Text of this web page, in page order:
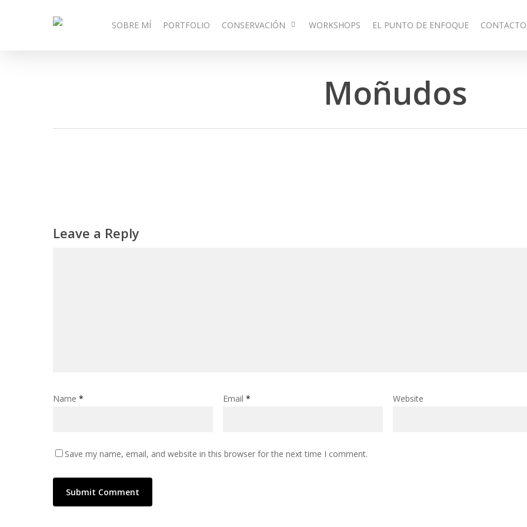
SOBRE MÍ PORTFOLIO CONSERVACIÓN WORKSHOPS EL PUNTO DE ENFOQUE CONTACTO
Moñudos
Leave a Reply
Name * Email* Website
Save my name, email, and website in this browser for the next time I comment.